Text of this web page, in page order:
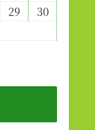
29
30